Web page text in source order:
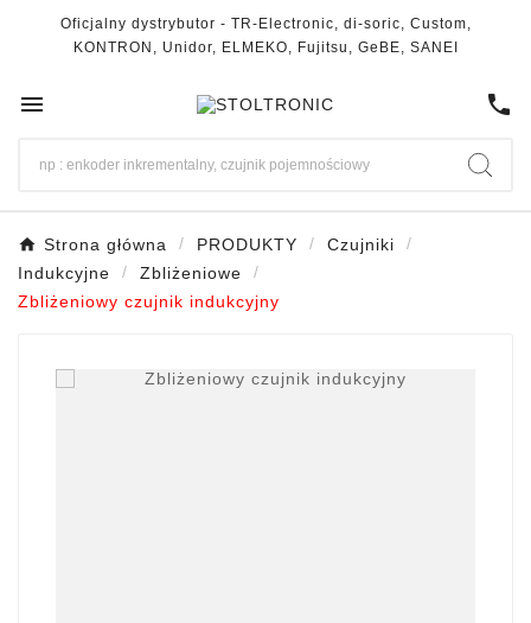
Oficjalny dystrybutor - TR-Electronic, di-soric, Custom,
KONTRON, Unidor, ELMEKO, Fujitsu, GeBE, SANEI
 call
Strona główna PRODUKTY
Czujniki
Indukcyjne
Zbliżeniowe
Zbliżeniowy czujnik indukcyjny